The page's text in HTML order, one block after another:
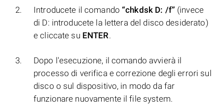
Introducete il comando “chkdsk D: /f” (invece
di D: introducete la lettera del disco desiderato)
e cliccate su ENTER.
Dopo l'esecuzione, il comando avvierà il
processo di verifica e correzione degli errori sul
disco o sul dispositivo, in modo da far
funzionare nuovamente il file system.